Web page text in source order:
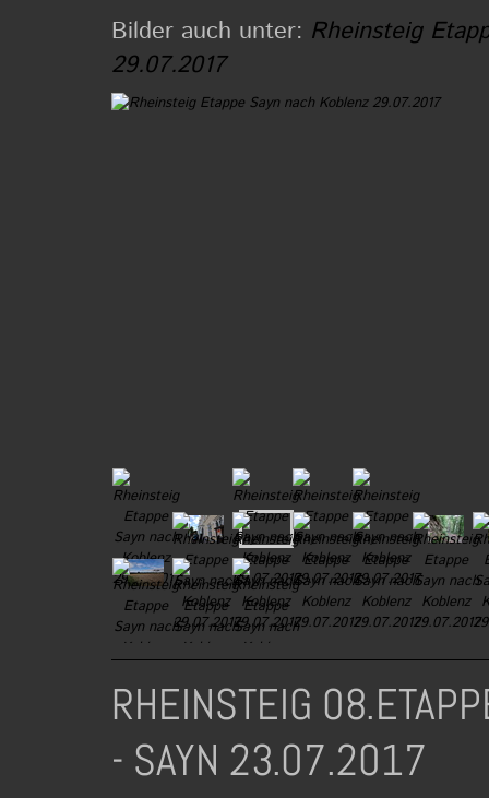
Bilder auch unter: Rheinsteig
29.07.2017
RHEINSTEIG
- SAYN 23.07.2017